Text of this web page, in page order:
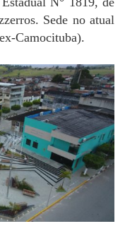
Sede no atual
Camocituba).